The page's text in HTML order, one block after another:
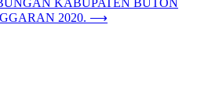
2020. ⟶